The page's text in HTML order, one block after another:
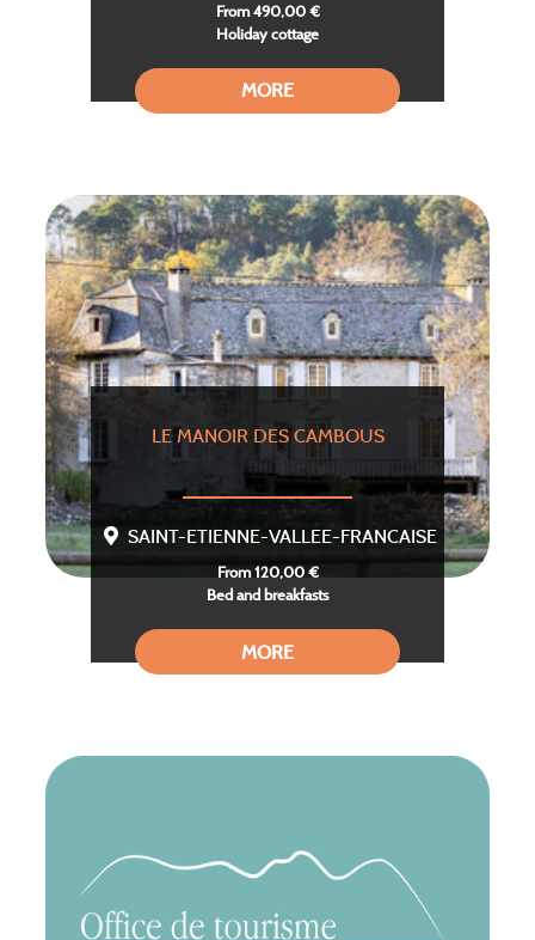
From 490,00 €
Holiday cottage
MORE
LE MANOIR DES CAMBOUS
SAINT-ETIENNE-VALLEE-FRANCAISE
From 120,00 €
Bed and breakfasts
MORE